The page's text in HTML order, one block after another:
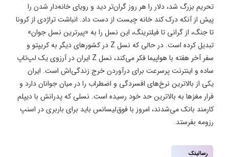
تحریم بزرگ شد، دلار را هر روز گران‌تر دید و رویای خانه‌دار شدن را
پیش از آنکه درک کند خانه چیست از دست داد. انباشت تراژدی از کرونا
تا جنگ، از گرانی تا فیلترینگ، این نسل را به «پیرترین نسل جوان»
تبدیل کرده است. در حالی که نسل Z در کشورهای دیگر به کریپتو و
سفر آخر هفته با هواپیما فکر می‌کند، نسل Z ایران در آرزوی یک لپ‌تاپ
ساده و اینترنت پرسرعت برای درآوردن خرج زندگی‌اش است. ایران
یکی از بالاترین نرخ‌های افسردگی و اضطراب را در میان جوانان دارد و
فرار مغزها به بالاترین حد خود رسیده است. نسلی که پدرانش با دیپلم
کارمند بانک می‌شدند، امروز با فوق‌لیسانس باید برای باربری در اسنپ
رزومه بفرستد.
رسالینک